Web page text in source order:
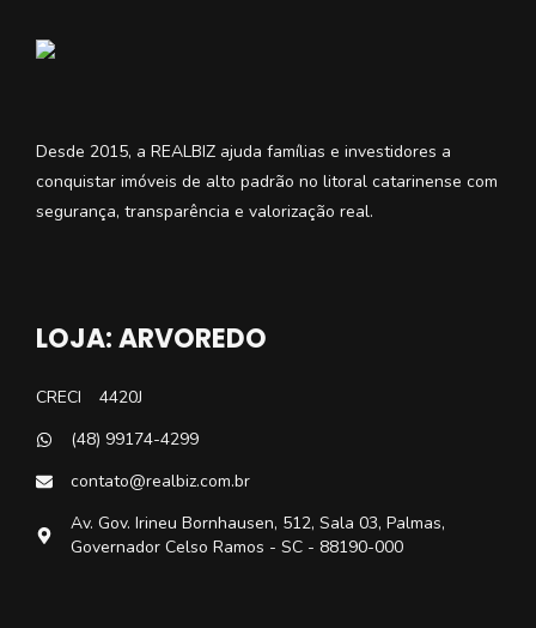
Desde 2015, a REALBIZ ajuda famílias e investidores a
conquistar imóveis de alto padrão no litoral catarinense com
segurança, transparência e valorização real.
LOJA: ARVOREDO
CRECI
4420J
(48) 99174-4299
contato@realbiz.com.br
Av. Gov. Irineu Bornhausen, 512, Sala 03, Palmas,
Governador Celso Ramos - SC - 88190-000